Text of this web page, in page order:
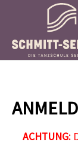
ACHTUNG: